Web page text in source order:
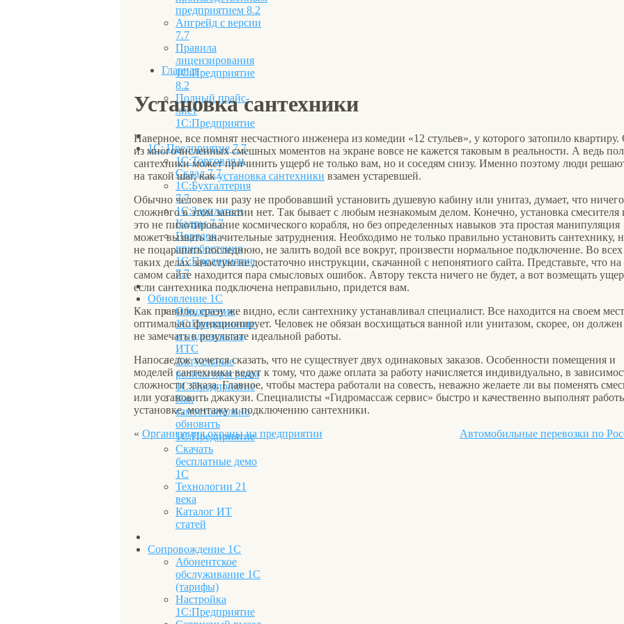
предприятием 8.2
Апгрейд с версии
7.7
Правила
лицензирования
1С:Предприятие
8.2
Полный прайс-
лист
1С:Предприятие
1С: Предприятие 7.7
1С:Торговля и
Склад 7.7
1С:Бухгалтерия
7.7
1С:Зарплата и
Кадры 7.7
Порядок
приобретения
1С:Предприятие
7.7
Обновление 1С
Обновление
1С:Предприятие
и подписка на
ИТС
Актуальные
релизы программ
1С:Предприятие
Как
самостоятельно
обновить
1С:Предприятие
Скачать
бесплатные демо
1С
Технологии 21
века
Каталог ИТ
статей
Сопровождение 1С
Абонентское
обслуживание 1С
(тарифы)
Настройка
1С:Предприятие
Главная
Установка сантехники
Наверное, все помнят несчастного инженера из комедии «12 стульев», у которого затопило
из многочисленных смешных моментов на экране вовсе не кажется таковым в реальности. А ведь
сантехники может причинить ущерб не только вам, но и соседям снизу. Именно поэтому люди
на такой шаг, какустановка сантехники взамен устаревшей.
Обычно человек ни разу не пробовавший установить душевую кабину или унитаз, думает, что ничего
сложного в этом занятии нет. Так бывает с любым незнакомым делом. Конечно, установка смесителя
это не пилотирование космического корабля, но без определенных навыков эта простая манипуляция
может вызвать значительные затруднения. Необходимо не только правильно установить сантехнику,
не поцарапать последнюю, не залить водой все вокруг, произвести нормальное подключение. Во всех
таких делах зачастую не достаточно инструкции, скачанной с непонятного сайта. Представьте, что
самом сайте находится пара смысловых ошибок. Автору текста ничего не будет, а вот возмещать
если сантехника подключена неправильно, придется вам.
Как правило, сразу же видно, если сантехнику устанавливал специалист. Все находится на своем
оптимально функционирует. Человек не обязан восхищаться ванной или унитазом, скорее, он
не замечать в результате идеальной работы.
Напоследок хочется сказать, что не существует двух одинаковых заказов. Особенности помещения и
моделей сантехники ведут к тому, что даже оплата за работу начисляется индивидуально, в
сложности заказа. Главное, чтобы мастера работали на совесть, неважно желаете ли вы поменять
или установить джакузи. Специалисты «Гидромассаж сервис» быстро и качественно выполнят
установке, монтажу и подключению сантехники.
« Организация охраны на предприятии Автомобильные перевозки по